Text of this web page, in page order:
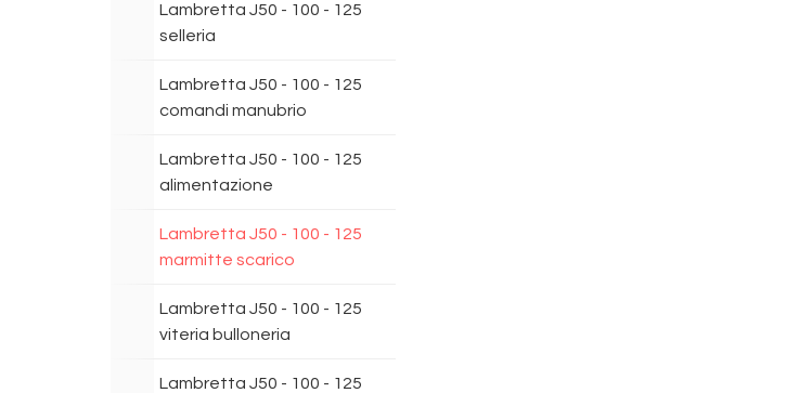
Lambretta J50 - 100 - 125
selleria
Lambretta J50 - 100 - 125
comandi manubrio
Lambretta J50 - 100 - 125
alimentazione
Lambretta J50 - 100 - 125
marmitte scarico
Lambretta J50 - 100 - 125
viteria bulloneria
Lambretta J50 - 100 - 125